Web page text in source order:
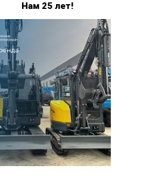
Нам 25 лет!